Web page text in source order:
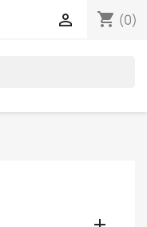
shopping_cart (0)
